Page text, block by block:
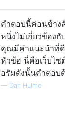
คำตอบนี้ค่อนข้าง
หนึ่งไม่เกี่ยวข้องกั
คุณมีคำแนะนำที่
หัวข้อ นี่คือเว็บไ
อรัมดังนั้นคำตอบ
— Dan Hulme